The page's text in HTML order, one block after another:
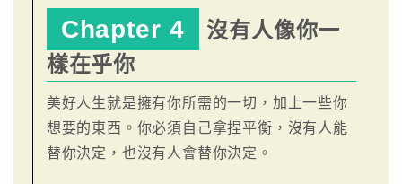
Chapter 4
沒有人像你一
樣在乎你
美好人生就是擁有你所需的一切，加上一些你
想要的東西。你必須自己拿捏平衡，沒有人能
替你決定，也沒有人會替你決定。